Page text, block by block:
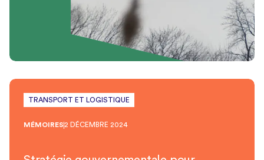
TRANSPORT ET LOGISTIQUE
MÉMOIRES 2 DÉCEMBRE 2024